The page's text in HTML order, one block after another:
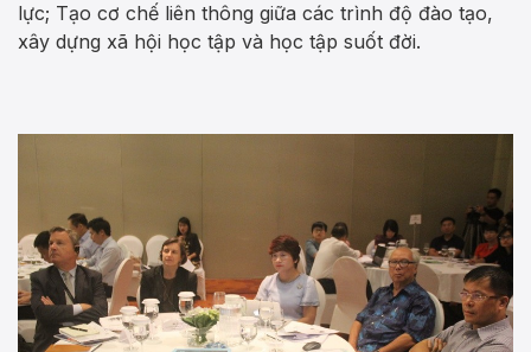
lực; Tạo cơ chế liên thông giữa các trình độ đào tạo,
xây dựng xã hội học tập và học tập suốt đời.